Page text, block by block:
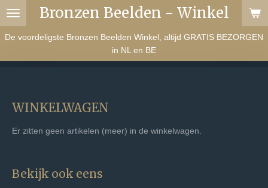
Ga
direct
naar
Bronzen Beelden - Winkel
De voordeligste Bronzen Beelden Winkel, altijd GRATIS BEZORGEN
in NL en BE
WINKELWAGEN
Er zitten geen artikelen (meer) in de winkelwagen.
Bekijk ook eens